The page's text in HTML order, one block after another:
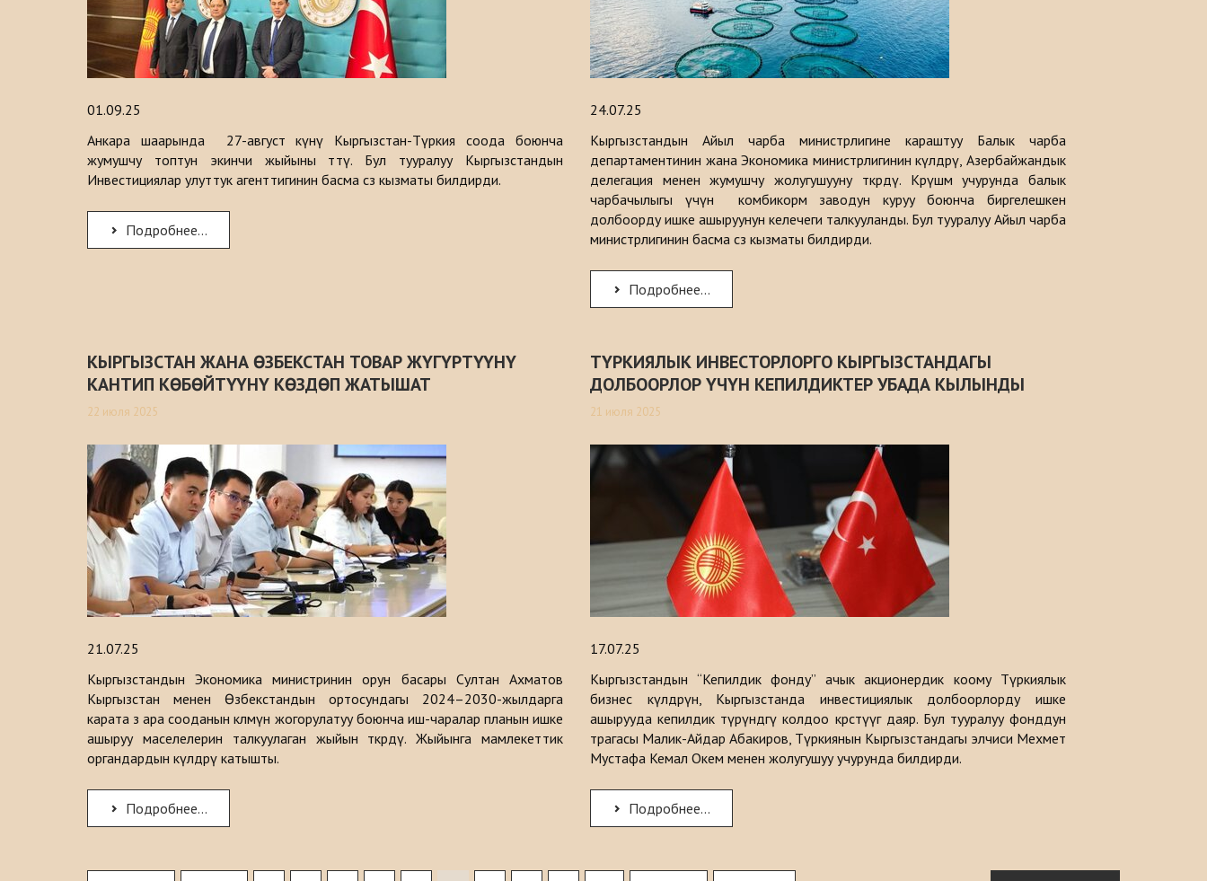
01.09.25
Анкара шаарында 27-август күнү Кыргызстан-Түркия соода боюнча
жумушчу топтун экинчи жыйыны өттү. Бул тууралуу Кыргызстандын
Инвестициялар улуттук агенттигинин басма сөз кызматы билдирди.
Подробнее...
24.07.25
Кыргызстандын Айыл чарба министрлигине караштуу Балык чарба
департаментинин жана Экономика министрлигинин өкүлдөрү, Азербайжандык
делегация менен жумушчу жолугушууну өткөрдү. Көрүшмө учурунда балык
чарбачылыгы үчүн комбикорм заводун куруу боюнча биргелешкен
долбоорду ишке ашыруунун келечеги талкууланды. Бул тууралуу Айыл чарба
министрлигинин басма сөз кызматы билдирди.
Подробнее...
КЫРГЫЗСТАН ЖАНА ӨЗБЕКСТАН ТОВАР ЖҮГҮРТҮҮНҮ
КАНТИП КӨБӨЙТҮҮНҮ КӨЗДӨП ЖАТЫШАТ
22 июля 2025
21.07.25
Кыргызстандын Экономика министринин орун басары Султан Ахматов
Кыргызстан менен Өзбекстандын ортосундагы 2024–2030-жылдарга
карата өз ара сооданын көлөмүн жогорулатуу боюнча иш-чаралар планын ишке
ашыруу маселелерин талкуулаган жыйын өткөрдү. Жыйынга мамлекеттик
органдардын өкүлдөрү катышты.
Подробнее...
ТҮРКИЯЛЫК ИНВЕСТОРЛОРГО КЫРГЫЗСТАНДАГЫ
ДОЛБООРЛОР ҮЧҮН КЕПИЛДИКТЕР УБАДА КЫЛЫНДЫ
21 июля 2025
17.07.25
Кыргызстандын “Кепилдик фонду” ачык акционердик коому Түркиялык
бизнес өкүлдөрүнө, Кыргызстанда инвестициялык долбоорлорду ишке
ашырууда кепилдик түрүндөгү колдоо көрсөтүүгө даяр. Бул тууралуу фонддун
төрагасы Малик-Айдар Абакиров, Түркиянын Кыргызстандагы элчиси Мехмет
Мустафа Кемал Окем менен жолугушуу учурунда билдирди.
Подробнее...